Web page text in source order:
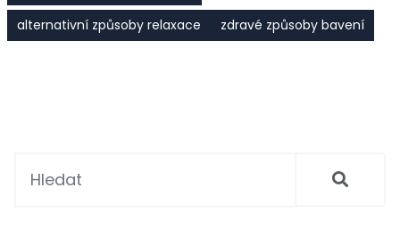
alternativní způsoby relaxace
zdravé způsoby bavení